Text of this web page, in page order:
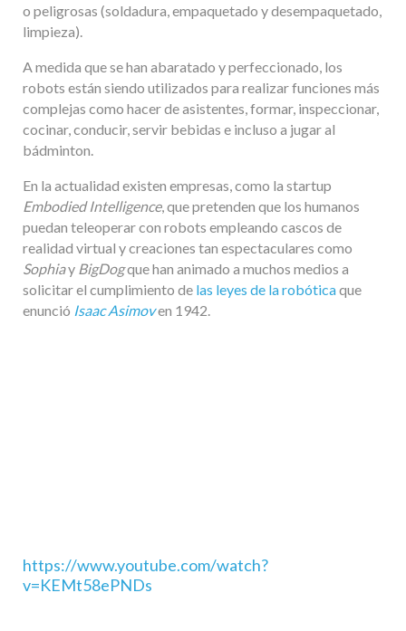
o peligrosas (soldadura, empaquetado y desempaquetado,
limpieza).
A medida que se han abaratado y perfeccionado, los
robots están siendo utilizados para realizar funciones más
complejas como hacer de asistentes, formar, inspeccionar,
cocinar, conducir, servir bebidas e incluso a jugar al
bádminton.
En la actualidad existen empresas, como la startup
Embodied Intelligence, que pretenden que los humanos
puedan teleoperar con robots empleando cascos de
realidad virtual y creaciones tan espectaculares como
Sophiay BigDogque han animado a muchos medios a
solicitar el cumplimiento de las leyes de la robóticaque
enunció Isaac Asimoven 1942.
https://www.youtube.com/watch?
v=KEMt58ePNDs